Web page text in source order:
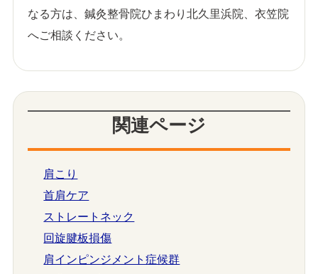
なる方は、鍼灸整骨院ひまわり北久里浜院、衣笠院
へご相談ください。
関連ページ
肩こり
首肩ケア
ストレートネック
回旋腱板損傷
肩インピンジメント症候群